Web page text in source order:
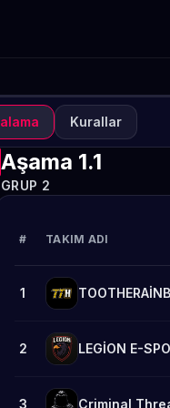
Kurallar
Aşama 1.1
GRUP 2
# TAKIM ADI
1
2 LEGİON E-
3 Criminal